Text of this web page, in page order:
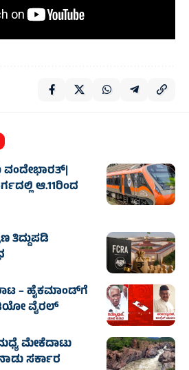
ವಂದೇಭಾರತ್‌|
ಆ.11ರಿಂದ
ತಿದ್ದುಪಡಿ
– ಹೈಕಮಾಂಡ್‌ಗೆ
ವೈರಲ್
ಮೇಕೆದಾಟು
ಸರ್ಕಾರ